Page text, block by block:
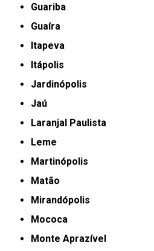
Guariba
Guaíra
Itapeva
Itápolis
Jardinópolis
Jaú
Laranjal Paulista
Leme
Martinópolis
Matão
Mirandópolis
Mococa
Monte Aprazível